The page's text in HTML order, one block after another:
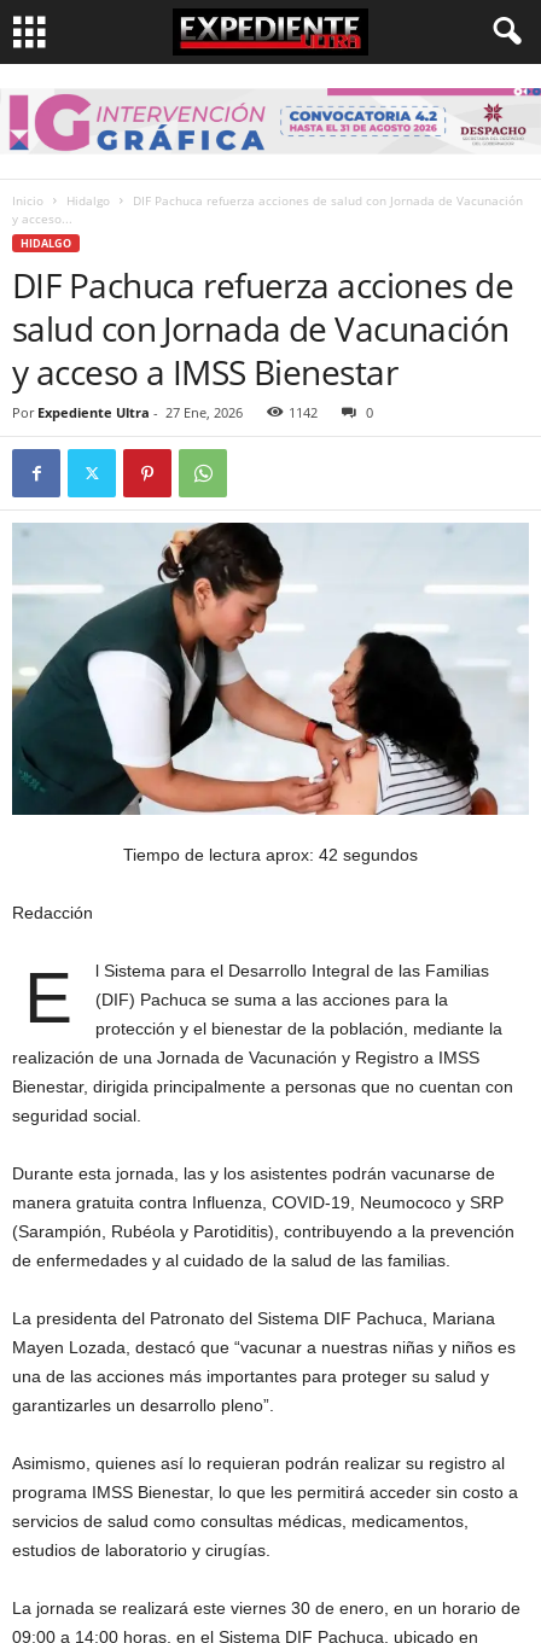
Inicio Hidalgo
DIF Pachuca refuerza acciones de salud con Jornada de Vacunación
y acceso...
HIDALGO
DIF Pachuca refuerza acciones de
salud con Jornada de Vacunación
y acceso a IMSS Bienestar
Por Expediente Ultra - 27 Ene, 2026 1142 0
Tiempo de lectura aprox: 42 segundos
Redacción
E
l Sistema para el Desarrollo Integral de las Familias
(DIF) Pachuca se suma a las acciones para la
protección y el bienestar de la población, mediante la
realización de una Jornada de Vacunación y Registro a IMSS
Bienestar, dirigida principalmente a personas que no cuentan con
seguridad social.
Durante esta jornada, las y los asistentes podrán vacunarse de
manera gratuita contra Influenza, COVID-19, Neumococo y SRP
(Sarampión, Rubéola y Parotiditis), contribuyendo a la prevención
de enfermedades y al cuidado de la salud de las familias.
La presidenta del Patronato del Sistema DIF Pachuca, Mariana
Mayen Lozada, destacó que “vacunar a nuestras niñas y niños es
una de las acciones más importantes para proteger su salud y
garantizarles un desarrollo pleno”.
Asimismo, quienes así lo requieran podrán realizar su registro al
programa IMSS Bienestar, lo que les permitirá acceder sin costo a
servicios de salud como consultas médicas, medicamentos,
estudios de laboratorio y cirugías.
La jornada se realizará este viernes 30 de enero, en un horario de
09:00 a 14:00 horas, en el Sistema DIF Pachuca, ubicado en